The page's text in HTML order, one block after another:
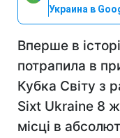
Украина в
Вперше в
потрапила в
Кубка Світу з
Sixt Ukraine 8
місці в